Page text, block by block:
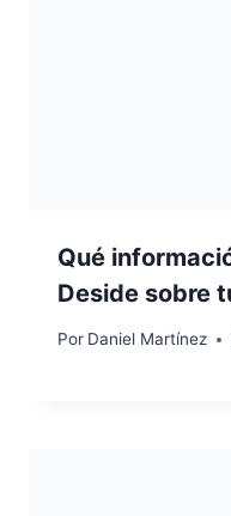
Qué
Deside sobre
Por Daniel Martínez